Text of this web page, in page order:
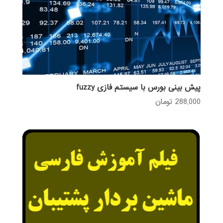
پیش بینی بورس با سیستم فازی fuzzy
288,000 تومان